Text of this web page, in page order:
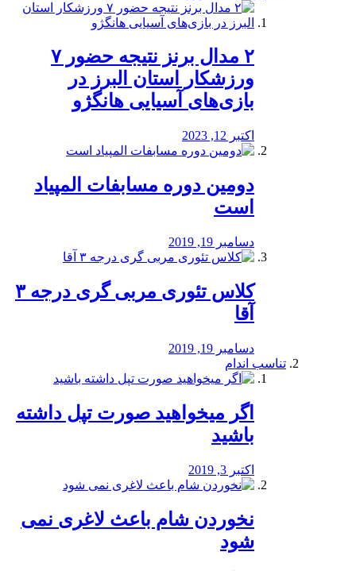
۲ مدال برنز نتیجه حضور ۷
ورزشکار استان البرز در
بازی‌های آسیایی هانگژو
اکتبر 12, 2023
دومین دوره مسابفات المپیاد
است
دسامبر 19, 2019
کلاس تئوری مربی گری درجه ۳
آقا
دسامبر 19, 2019
تناسب اندام
اگر میخواهید صورت تپل داشته
باشید
اکتبر 3, 2019
نخوردن شام باعث لاغری نمی
‌شود